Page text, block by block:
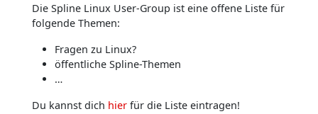
Die Spline Linux User-Group ist eine offene Liste für
folgende Themen:
Fragen zu Linux?
öffentliche Spline-Themen
…
Du kannst dich hierfür die Liste eintragen!